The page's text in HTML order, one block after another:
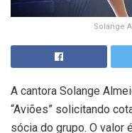
Solange
A cantora Solange
“Aviões” solicitando
sócia do grupo. O valor